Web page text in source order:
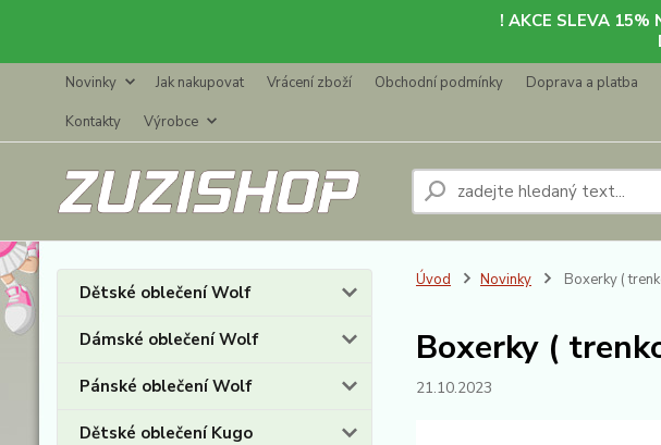
! AKCE SLEVA 15%
Novinky Jak nakupovat Vrácení zboží Obchodní podmínky Doprava a platba
Kontakty
Výrobce
Dětské oblečení Wolf
Dámské oblečení Wolf
Pánské oblečení Wolf
Dětské oblečení Kugo
Úvod Novinky Boxerky (
Boxerky (
21.10.2023